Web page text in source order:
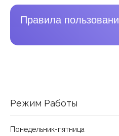
Правила
Режим Работы
Понедельник-пятница